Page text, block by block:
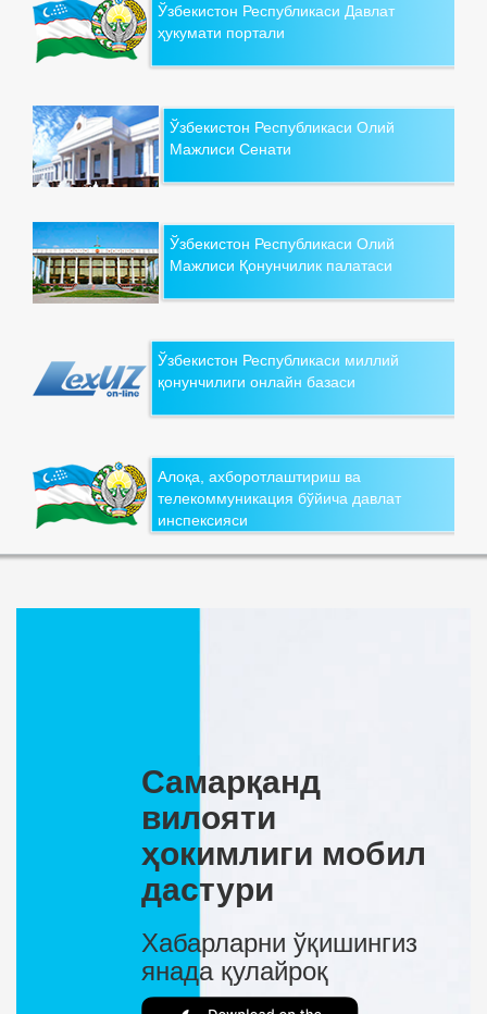
Ўзбекистон Республикаси Давлат
ҳукумати портали
Ўзбекистон Республикаси Олий
Мажлиси Сенати
Ўзбекистон Республикаси Олий
Мажлиси Қонунчилик палатаси
Ўзбекистон Республикаси миллий
қонунчилиги онлайн базаси
Алоқа, ахборотлаштириш ва
телекоммуникация бўйича давлат
инспексияси
Самарқанд
вилояти
ҳокимлиги мобил
дастури
Хабарларни ўқишингиз
янада қулайроқ